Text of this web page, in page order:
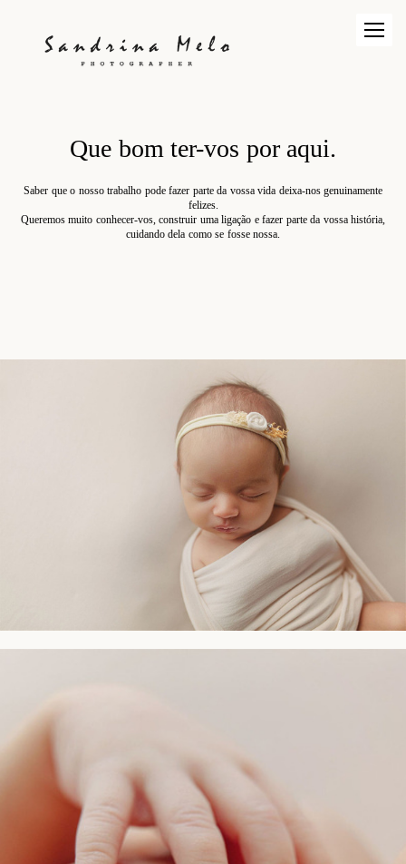
Que bom ter-vos por aqui.
Saber que o nosso trabalho pode fazer parte da vossa vida deixa-nos genuinamente
felizes.
Queremos muito conhecer-vos, construir uma ligação e fazer parte da vossa história,
cuidando dela como se fosse nossa.